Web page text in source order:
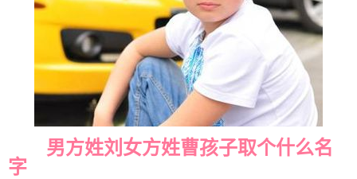
男方姓刘女方姓曹孩子取个什么名
字